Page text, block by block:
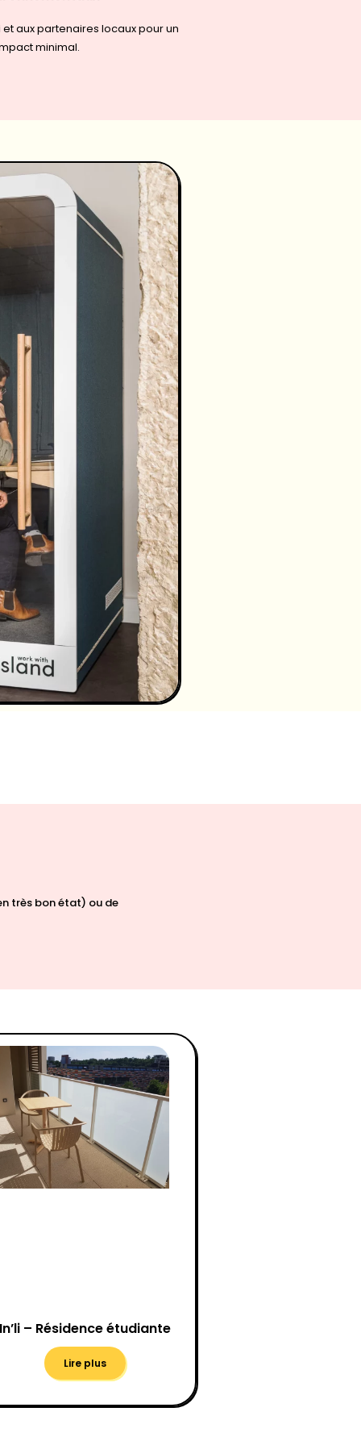
aux partenaires locaux pour un
minimal.
très bon état) ou de
In’li – Résidence étudiante
Lire plus